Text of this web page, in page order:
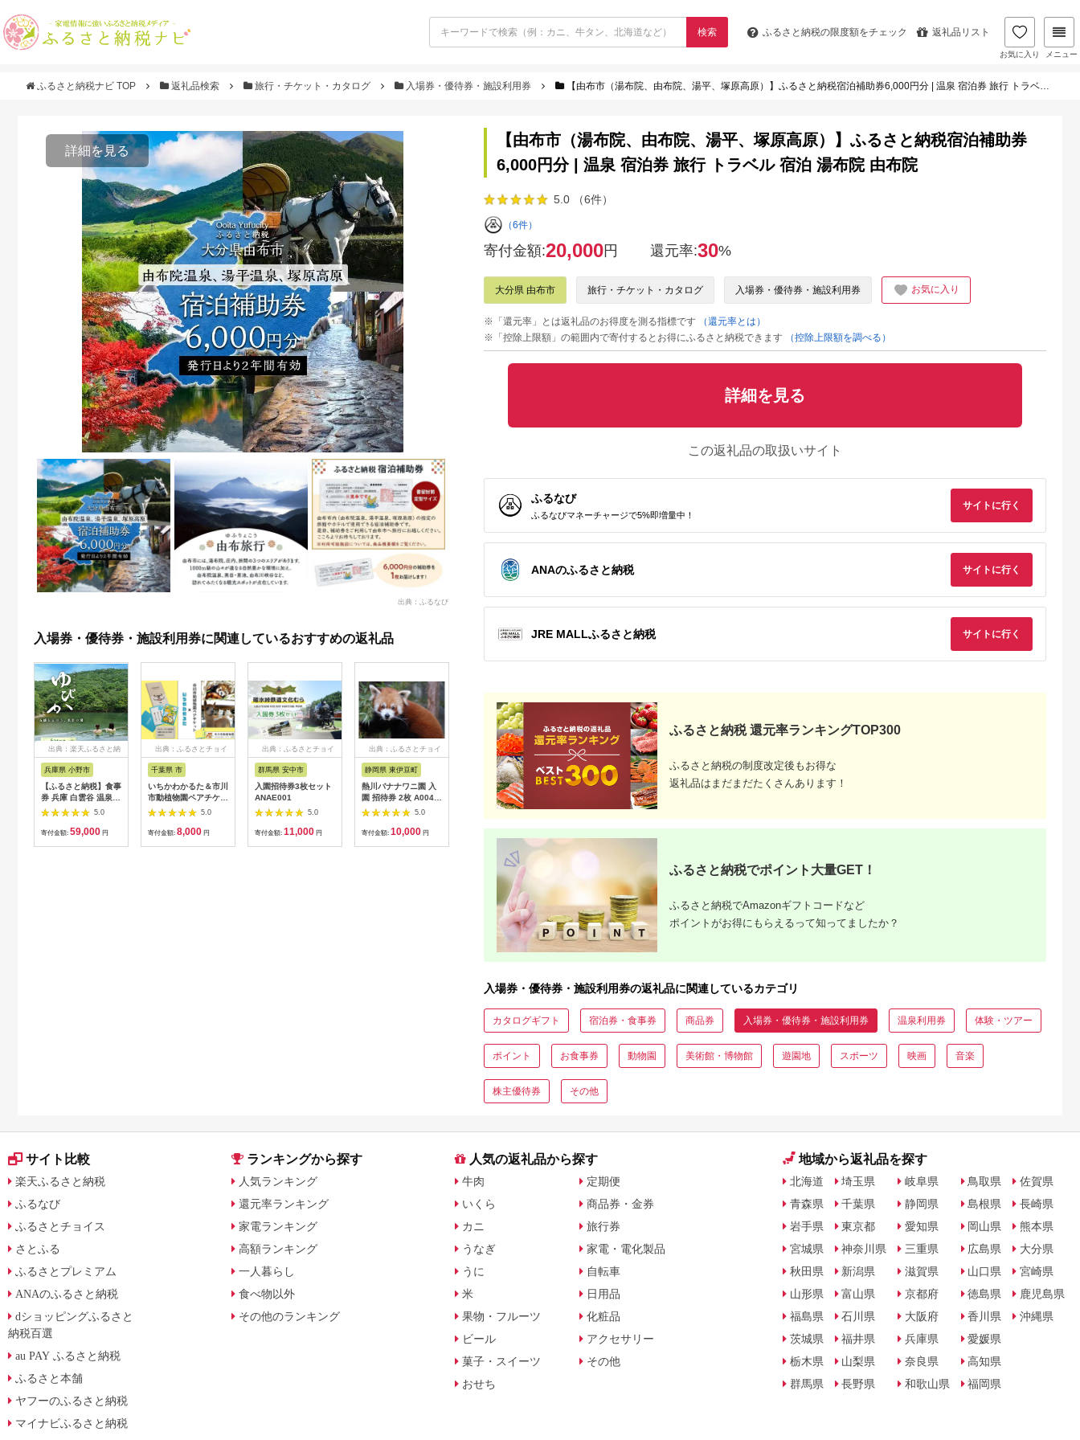
検索 ふるさと納税の限度額をチェック 返礼品リスト
お気に入り メニュー
ふるさと納税ナビ TOP 返礼品検索 旅行・チケット・カタログ 入場券・優待券・施設利用券 【由布市（湯布院、由布院、湯平、塚原高原）】ふるさと納税宿泊補助券6,000円分 | 温泉 宿泊券 旅行 トラベル 宿泊 湯布院 由布院
詳細を見る
出典：ふるなび
入場券・優待券・施設利用券に関連しているおすすめの返礼品
出典：楽天ふるさと納
兵庫県 小野市
【ふるさと納税】食事
券 兵庫 白雲谷 温泉
ゆぴか 入浴券 10枚＋
お食事券 (1,000円)
10枚 セット 旅行 旅
5.0
寄付金額: 59,000 円
出典：ふるさとチョイ
千葉県 市
いちかわかるた＆市川
市動植物園ペアチケッ
ト 【12203-0196】
5.0
寄付金額: 8,000 円
出典：ふるさとチョイ
群馬県 安中市
入園招待券3枚セット
ANAE001
5.0
寄付金額: 11,000 円
出典：ふるさとチョイ
静岡県 東伊豆町
熱川バナナワニ園 入
園 招待券 2枚 A004
／ 熱帯 動植物園 チケ
ット 静岡県 東伊豆町
5.0
寄付金額: 10,000 円
出典：ふるなび
沖縄県 石垣市
アートホテル石垣島
施設利用券 3万円分
100,000
出典：ふるなび
沖縄県 恩納村
【恩納村】JTBふるさ
（3,000円分）有効期
間3年（Eメール発
行）｜予約 宿泊 観光
チケット 子供 子連れ
ンライン ネット 電話
10,000
神奈川県 横須賀市
ソレイユの丘 回数券
[AKBO002]
31,000
福井県 鯖江市
鯖江産 高級めがね引
100,000
約 宿泊 観光 体験 温
泉 ホテル 旅館 チケッ
300,000
円×147枚） 伊香保温
泉 うどん 宿泊 旅行
500,000
【由布市（湯布院、由布院、湯平、塚原高原）】ふるさと納税宿泊補助券
6,000円分 | 温泉 宿泊券 旅行 トラベル 宿泊 湯布院 由布院
5.0 （6件）
（6件）
寄付金額:20,000円 還元率:30%
大分県 由布市 旅行・チケット・カタログ 入場券・優待券・施設利用券 お気に入り
※「還元率」とは返礼品のお得度を測る指標です
（還元率とは）
※「控除上限額」の範囲内で寄付するとお得にふるさと納税できます
（控除上限額を調べる）
詳細を見る
この返礼品の取扱いサイト
ふるなび
ふるなびマネーチャージで5%即増量中！
サイトに行く
ANAのふるさと納税 サイトに行く
JRE MALLふるさと納税 サイトに行く
ふるさと納税 還元率ランキングTOP300
ふるさと納税の制度改定後もお得な
返礼品はまだまだたくさんあります！
ふるさと納税でポイント大量GET！
ふるさと納税でAmazonギフトコードなど
ポイントがお得にもらえるって知ってましたか？
入場券・優待券・施設利用券の返礼品に関連しているカテゴリ
カタログギフト 宿泊券・食事券 商品券 入場券・優待券・施設利用券 温泉利用券 体験・ツアー
ポイント お食事券 動物園 美術館・博物館 遊園地 スポーツ 映画 音楽
株主優待券 その他
サイト比較
楽天ふるさと納税
ふるなび
ふるさとチョイス
さとふる
ふるさとプレミアム
ANAのふるさと納税
dショッピングふるさと
納税百選
au PAY ふるさと納税
ふるさと本舗
ヤフーのふるさと納税
マイナビふるさと納税
ランキングから探す
人気ランキング
還元率ランキング
家電ランキング
高額ランキング
一人暮らし
食べ物以外
その他のランキング
人気の返礼品から探す
牛肉
いくら
カニ
うなぎ
うに
米
果物・フルーツ
ビール
菓子・スイーツ
おせち
定期便
商品券・金券
旅行券
家電・電化製品
自転車
日用品
化粧品
アクセサリー
その他
地域から返礼品を探す
北海道
青森県
岩手県
宮城県
秋田県
山形県
福島県
茨城県
栃木県
群馬県
埼玉県
千葉県
東京都
神奈川県
新潟県
富山県
石川県
福井県
山梨県
長野県
岐阜県
静岡県
愛知県
三重県
滋賀県
京都府
大阪府
兵庫県
奈良県
和歌山県
鳥取県
島根県
岡山県
広島県
山口県
徳島県
香川県
愛媛県
高知県
福岡県
佐賀県
長崎県
熊本県
大分県
宮崎県
鹿児島県
沖縄県